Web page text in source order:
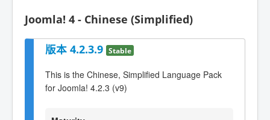
Joomla! 4 - Chinese (Simplified)
版本 4.2.3.9 Stable
This is the Chinese, Simplified Language Pack
for Joomla! 4.2.3 (v9)